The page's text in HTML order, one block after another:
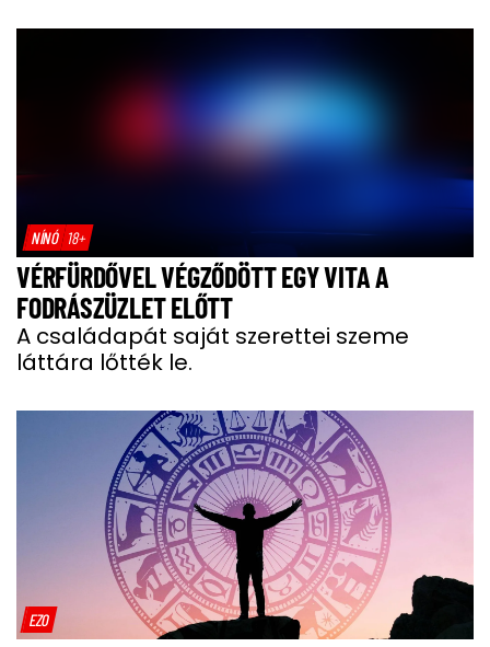
NÍNÓ 18+
VÉRFÜRDŐVEL VÉGZŐDÖTT EGY VITA A
FODRÁSZÜZLET ELŐTT
A családapát saját szerettei szeme
láttára lőtték le.
EZO